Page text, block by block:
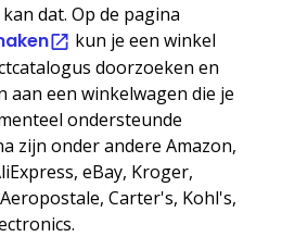
dat. Op de pagina
kun je een winkel
doorzoeken en
aan een winkelwagen die je
ondersteunde
zijn onder andere Amazon,
eBay, Kroger,
Carter's, Kohl's,